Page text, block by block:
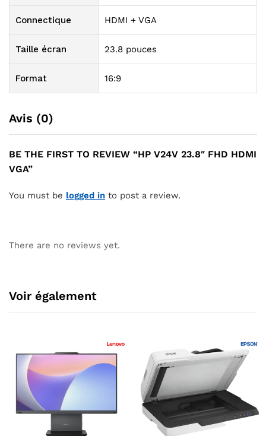
Connectique HDMI + VGA
Taille écran 23.8 pouces
Format 16:9
Avis (0)
BE THE FIRST TO REVIEW “HP V24V 23.8″ FHD HDMI
VGA”
You must be logged in to post a review.
There are no reviews yet.
Voir également